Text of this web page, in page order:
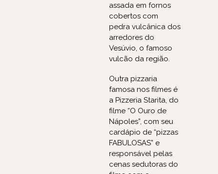
assada em fornos
cobertos com
pedra vulcânica dos
arredores do
Vesúvio, o famoso
vulcão da região.
Outra pizzaria
famosa nos filmes é
a Pizzeria Starita, do
filme “O Ouro de
Nápoles”, com seu
cardápio de “pizzas
FABULOSAS” e
responsável pelas
cenas sedutoras do